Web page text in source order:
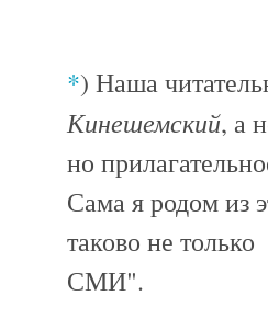
*) Наша
Кинешемский, а
но
Сама я родом из
таково не
СМИ".